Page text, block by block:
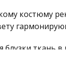
право
костюму
блузки ткань в